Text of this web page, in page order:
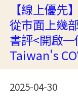
【線上優先
從市面上幾
書評<開啟
Taiwan's
2025-04-30